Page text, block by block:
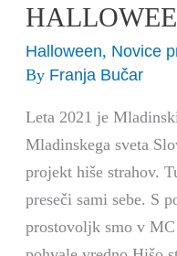
Halloween, Novice
By Franja Bučar
Leta 2021 je
Mladinskega sveta
projekt hiše strahov.
preseči sami sebe. S
prostovoljk smo v
HALLOWEEN
2022